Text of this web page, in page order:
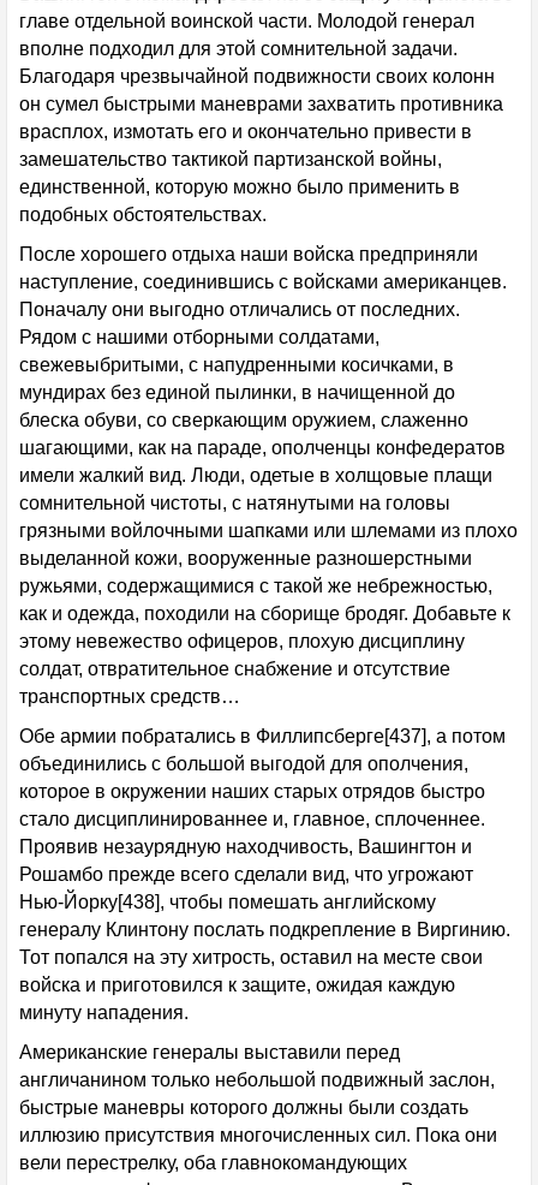
главе отдельной воинской части. Молодой генерал
вполне подходил для этой сомнительной задачи.
Благодаря чрезвычайной подвижности своих колонн
он сумел быстрыми маневрами захватить противника
врасплох, измотать его и окончательно привести в
замешательство тактикой партизанской войны,
единственной, которую можно было применить в
подобных обстоятельствах.
После хорошего отдыха наши войска предприняли
наступление, соединившись с войсками американцев.
Поначалу они выгодно отличались от последних.
Рядом с нашими отборными солдатами,
свежевыбритыми, с напудренными косичками, в
мундирах без единой пылинки, в начищенной до
блеска обуви, со сверкающим оружием, слаженно
шагающими, как на параде, ополченцы конфедератов
имели жалкий вид. Люди, одетые в холщовые плащи
сомнительной чистоты, с натянутыми на головы
грязными войлочными шапками или шлемами из плохо
выделанной кожи, вооруженные разношерстными
ружьями, содержащимися с такой же небрежностью,
как и одежда, походили на сборище бродяг. Добавьте к
этому невежество офицеров, плохую дисциплину
солдат, отвратительное снабжение и отсутствие
транспортных средств…
Обе армии побратались в Филлипсберге[437], а потом
объединились с большой выгодой для ополчения,
которое в окружении наших старых отрядов быстро
стало дисциплинированнее и, главное, сплоченнее.
Проявив незаурядную находчивость, Вашингтон и
Рошамбо прежде всего сделали вид, что угрожают
Нью-Йорку[438], чтобы помешать английскому
генералу Клинтону послать подкрепление в Виргинию.
Тот попался на эту хитрость, оставил на месте свои
войска и приготовился к защите, ожидая каждую
минуту нападения.
Американские генералы выставили перед
англичанином только небольшой подвижный заслон,
быстрые маневры которого должны были создать
иллюзию присутствия многочисленных сил. Пока они
вели перестрелку, оба главнокомандующих